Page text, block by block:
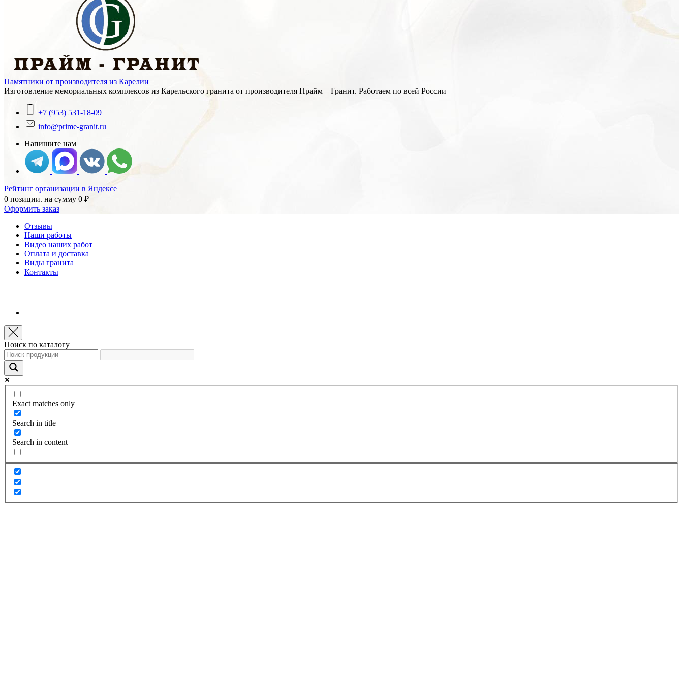
Памятники от производителя из Карелии
Изготовление мемориальных комплексов из Карельского гранита от производителя Прайм – Гранит. Работаем по всей России
+7 (953) 531-18-09
info@prime-granit.ru
Напишите нам
Рейтинг организации в Яндексе
0 позиции. на сумму 0 ₽
Оформить заказ
Отзывы
Наши работы
Видео наших работ
Оплата и доставка
Виды гранита
Контакты
Поиск по каталогу
Exact matches only
Search in title
Search in content